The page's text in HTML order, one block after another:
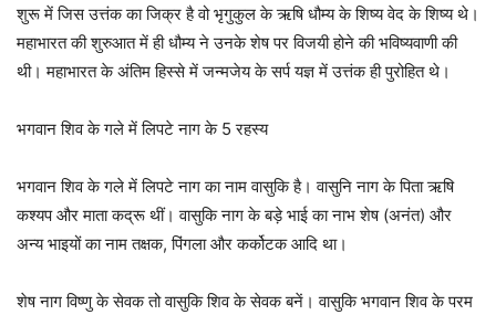
शुरू में जिस उत्तंक का जिक्र है वो भृगुकुल के ऋषि धौम्य के शिष्य वेद के शिष्य थे।
महाभारत की शुरुआत में ही धौम्य ने उनके शेष पर विजयी होने की भविष्यवाणी की
थी। महाभारत के अंतिम हिस्से में जन्मजेय के सर्प यज्ञ में उत्तंक ही पुरोहित थे।
भगवान शिव के गले में लिपटे नाग के 5 रहस्य
भगवान शिव के गले में लिपटे नाग का नाम वासुकि है। वासुनि नाग के पिता ऋषि
कश्यप और माता कद्रू थीं। वासुकि नाग के बड़े भाई का नाभ शेष (अनंत) और
अन्य भाइयों का नाम तक्षक, पिंगला और कर्कोटक आदि था।
शेष नाग विष्णु के सेवक तो वासुकि शिव के सेवक बनें। वासुकि भगवान शिव के परम